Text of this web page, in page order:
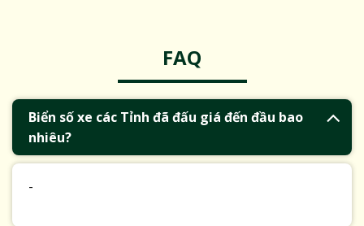
FAQ
Biển số xe các Tỉnh đã đấu giá đến đầu bao
nhiêu?
-